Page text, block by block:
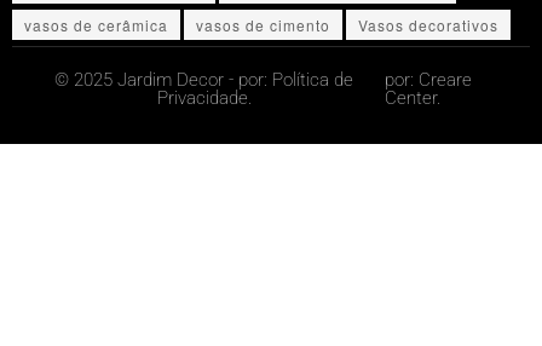
vasos de cerâmica
vasos de cimento Vasos decorativos
© 2025 Jardim Decor - por: Política de
Privacidade.
por: Creare
Center.